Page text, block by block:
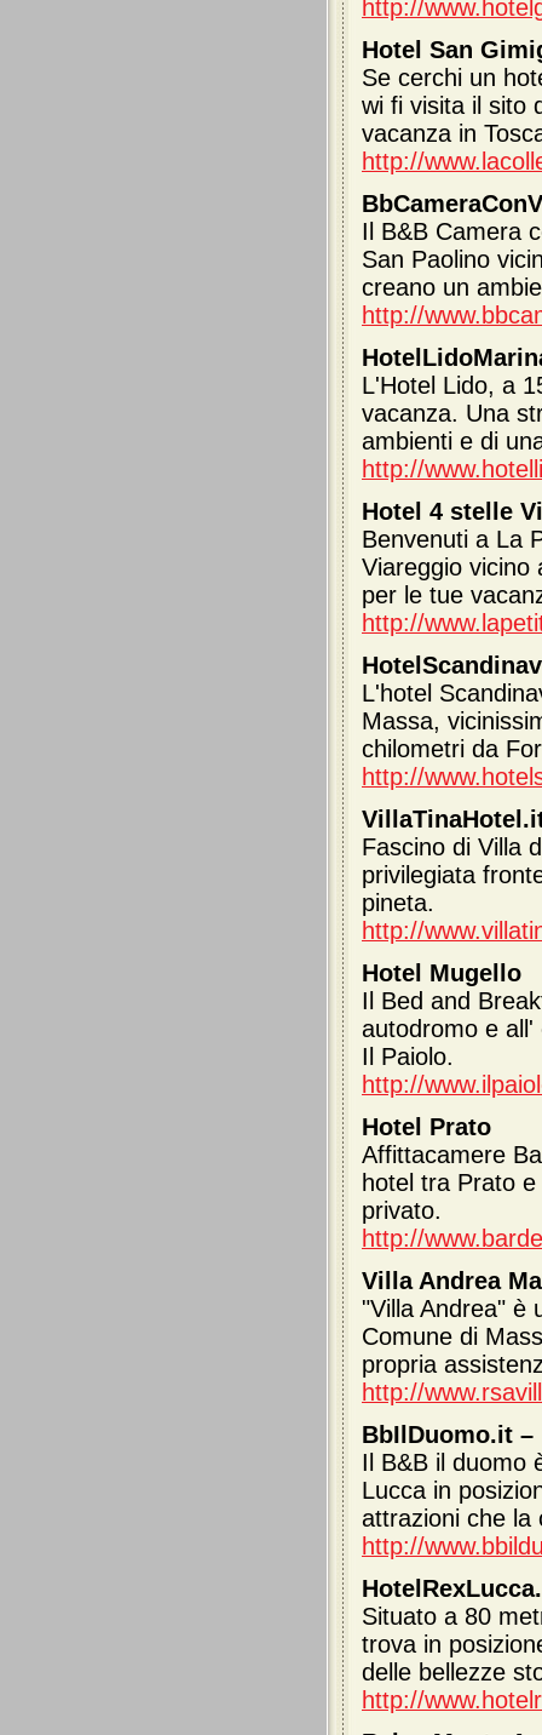
http://
Hotel San
Se cerchi un
wi fi visita il sito
vacanza in
http://
Il B&B Camera
San Paolino
creano un
http://
L'Hotel Lido, a
vacanza. Una
ambienti e di
http://
Hotel 4 stelle
Benvenuti a La
Viareggio vicino
per le tue
http://
L'hotel
Massa,
chilometri da
http://
Fascino di Villa
privilegiata
pineta.
http://
Hotel Mugello
Il Bed and
autodromo e all'
Il Paiolo.
http://
Hotel Prato
Affittacamere
hotel tra Prato
privato.
http://
Villa Andrea
"Villa Andrea" è
Comune di
propria
http://
BbIlDuomo.it –
Il B&B il duomo
Lucca in
attrazioni che la
http://
Situato a 80
trova in
delle bellezze
http://